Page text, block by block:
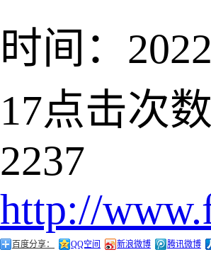
时间：
17点击次数
2237
http://
百度分享： QQ空间 新浪微博 腾讯微博